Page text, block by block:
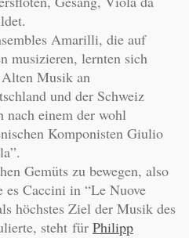
Amarilli, die auf
musizieren, lernten sich
Musik an
und der Schweiz
nach einem der wohl
Komponisten Giulio
Gemüts zu bewegen, also
Caccini in “Le Nuove
höchstes Ziel der Musik des
steht für Philipp